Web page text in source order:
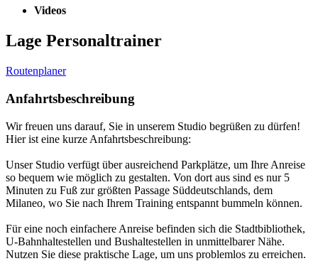
Videos
Lage Personaltrainer
Routenplaner
Anfahrtsbeschreibung
Wir freuen uns darauf, Sie in unserem Studio begrüßen zu dürfen!
Hier ist eine kurze Anfahrtsbeschreibung:
Unser Studio verfügt über ausreichend Parkplätze, um Ihre Anreise
so bequem wie möglich zu gestalten. Von dort aus sind es nur 5
Minuten zu Fuß zur größten Passage Süddeutschlands, dem
Milaneo, wo Sie nach Ihrem Training entspannt bummeln können.
Für eine noch einfachere Anreise befinden sich die Stadtbibliothek,
U-Bahnhaltestellen und Bushaltestellen in unmittelbarer Nähe.
Nutzen Sie diese praktische Lage, um uns problemlos zu erreichen.